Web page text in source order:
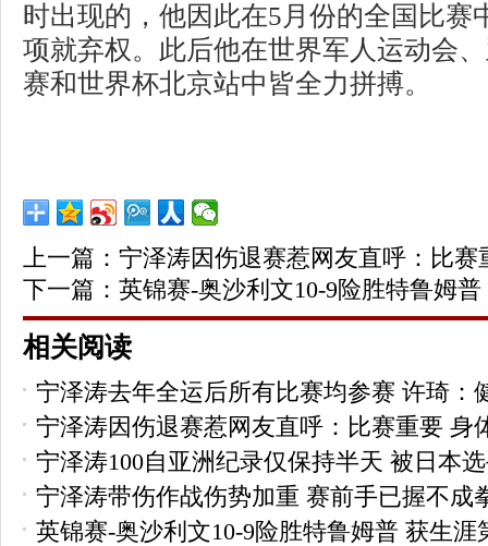
时出现的，他因此在5月份的全国比赛
项就弃权。此后他在世界军人运动会
赛和世界杯北京站中皆全力拼搏。
上一篇： 宁泽涛因伤退赛惹网友直呼：比赛
下一篇： 英锦赛-奥沙利文10-9险胜特鲁姆
相关阅读
宁泽涛去年全运后所有比赛均参赛 许琦：
宁泽涛因伤退赛惹网友直呼：比赛重要 身
宁泽涛100自亚洲纪录仅保持半天 被日本
宁泽涛带伤作战伤势加重 赛前手已握不成
英锦赛-奥沙利文10-9险胜特鲁姆普 获生涯